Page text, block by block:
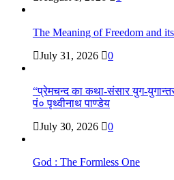
The Meaning of Freedom and
July 31, 2026
0
“प्रेमचन्द का कथा-संसार युग-
पं० पृथ्वीनाथ पाण्डेय
July 30, 2026
0
God : The Formless One